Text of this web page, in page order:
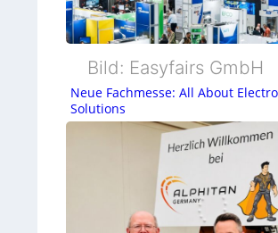
Bild: Easyfairs GmbH
Neue Fachmesse: All About
Solutions